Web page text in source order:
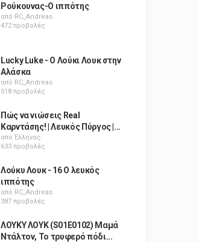
Ρούκουνας-Ο ιππότης
από RC_Andreas
472 προβολές
Lucky Luke - Ο Λούκι Λουκ στην
Αλάσκα
από RC_Andreas
518 προβολές
Πώς να νιώσεις Real
Καρντάσης! | Λευκός Πύργος |...
απόΈλληνας
633 προβολές
Λούκυ Λουκ - 16 Ο λευκός
ιππότης
από RC_Andreas
387 προβολές
ΛΟΥΚΥ ΛΟΥΚ (S01E0102) Μαμά
Ντάλτον, Το τρυφερό πόδι...